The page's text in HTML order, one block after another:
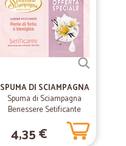
14/02/2020
SPUMA DI SCIAMPAGNA
Spuma di Sciampagna
Benessere Setificante
Sapone Profumato Perle di
Seta e Vaniglia 4 x 90 g
4,35 €